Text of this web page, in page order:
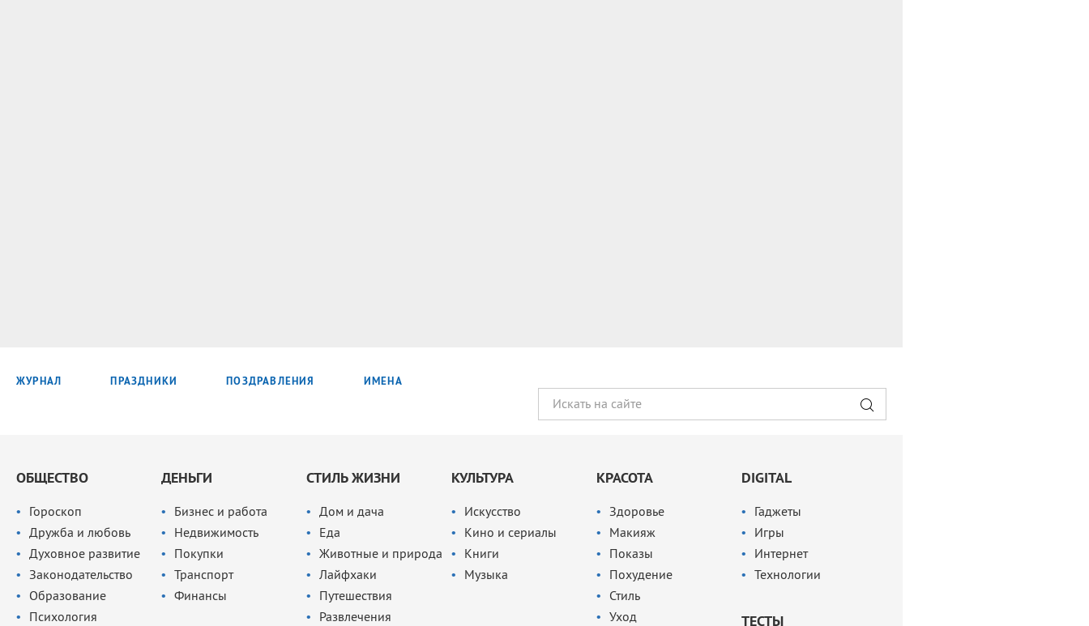
ЖУРНАЛ ПРАЗДНИКИ ПОЗДРАВЛЕНИЯ ИМЕНА
ОБЩЕСТВО
Гороскоп
Дружба и любовь
Духовное развитие
Законодательство
Образование
Психология
ДЕНЬГИ
Бизнес и работа
Недвижимость
Покупки
Транспорт
Финансы
СТИЛЬ ЖИЗНИ
Дом и дача
Еда
Животные и природа
Лайфхаки
Путешествия
Развлечения
КУЛЬТУРА
Искусство
Кино и сериалы
Книги
Музыка
КРАСОТА
Здоровье
Макияж
Показы
Похудение
Стиль
Уход
DIGITAL
Гаджеты
Игры
Интернет
Технологии
ТЕСТЫ